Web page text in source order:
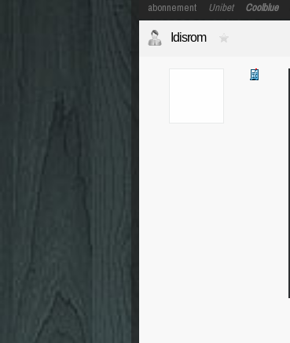
abonnement Unibet Coolblue
Idisrom